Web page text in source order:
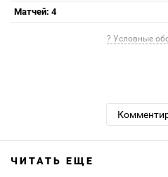
Матчей: 4
? Условные
ЧИТАТЬ ЕЩЕ